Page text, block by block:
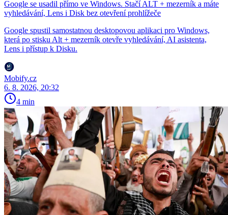
Google se usadil přímo ve Windows. Stačí ALT + mezerník a máte
vyhledávání, Lens i Disk bez otevření prohlížeče
Google spustil samostatnou desktopovou aplikaci pro Windows,
která po stisku Alt + mezerník otevře vyhledávání, AI asistenta,
Lens i přístup k Disku.
Mobify.cz
6. 8. 2026, 20:32
4 min